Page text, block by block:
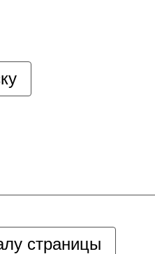
страницы